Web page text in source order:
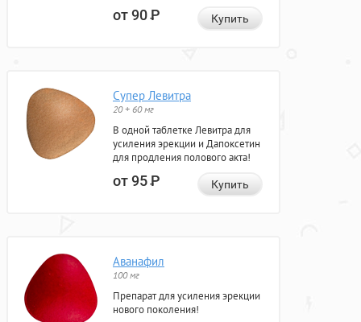
от 90Р Купить
Супер Левитра
20 + 60 мг
В одной таблетке Левитра для
усиления эрекции и Дапоксетин
для продления полового акта!
от 95Р Купить
Аванафил
100 мг
Препарат для усиления эрекции
нового поколения!